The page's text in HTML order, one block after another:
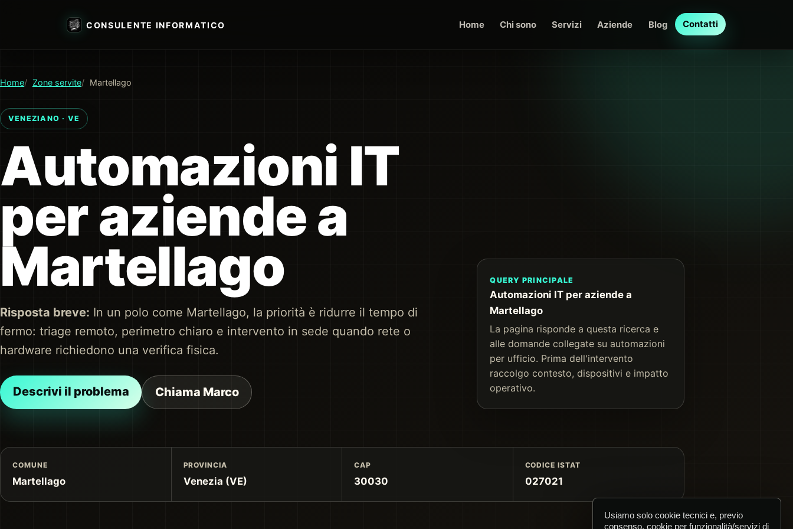
Usiamo solo cookie tecnici e, previo
consenso, cookie per funzionalità/servizi di
CONSULENTE INFORMATICO Home Chi sono Servizi Aziende Blog Contatti
Home Zone servite Martellago
VENEZIANO · VE
Automazioni IT
per aziende a
Martellago
Risposta breve: In un polo come Martellago, la priorità è ridurre il tempo di
fermo: triage remoto, perimetro chiaro e intervento in sede quando rete o
hardware richiedono una verifica fisica.
Descrivi il problema Chiama Marco
QUERY PRINCIPALE
Automazioni IT per aziende a
Martellago
La pagina risponde a questa ricerca e
alle domande collegate su automazioni
per ufficio. Prima dell'intervento
raccolgo contesto, dispositivi e impatto
operativo.
COMUNE
Martellago
PROVINCIA
Venezia (VE)
CAP
30030
CODICE ISTAT
027021